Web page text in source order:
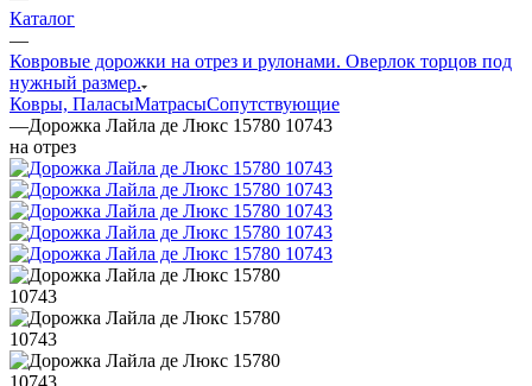
Каталог
—
Ковровые дорожки на отрез и рулонами. Оверлок торцов под
нужный размер.
Ковры, ПаласыМатрасыСопутствующие
—Дорожка Лайла де Люкс 15780 10743
на отрез